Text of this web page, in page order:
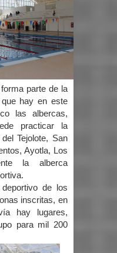
parte de la
que hay en este
las albercas,
practicar la
Tejolote, San
Ayotla, Los
la alberca
de los
inscritas, en
hay lugares,
para mil 200